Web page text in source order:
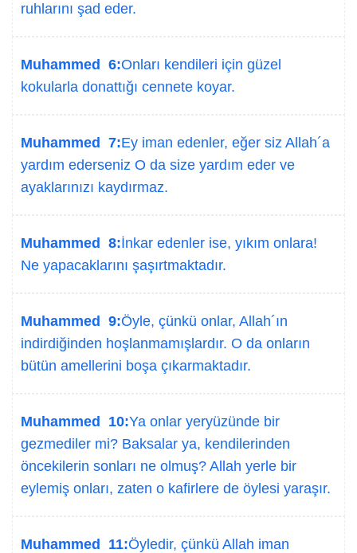
ruhlarını şad eder.
Muhammed 6:Onları kendileri için güzel
kokularla donattığı cennete koyar.
Muhammed 7:Ey iman edenler, eğer siz Allah´a
yardım ederseniz O da size yardım eder ve
ayaklarınızı kaydırmaz.
Muhammed 8:İnkar edenler ise, yıkım onlara!
Ne yapacaklarını şaşırtmaktadır.
Muhammed 9:Öyle, çünkü onlar, Allah´ın
indirdiğinden hoşlanmamışlardır. O da onların
bütün amellerini boşa çıkarmaktadır.
Muhammed 10:Ya onlar yeryüzünde bir
gezmediler mi? Baksalar ya, kendilerinden
öncekilerin sonları ne olmuş? Allah yerle bir
eylemiş onları, zaten o kafirlere de öylesi yaraşır.
Muhammed 11:Öyledir, çünkü Allah iman